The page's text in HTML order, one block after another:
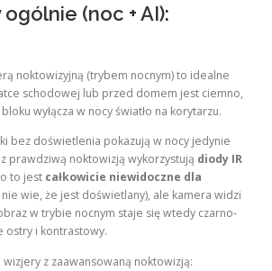
(noc + AI):
noktowizyjną (trybem nocnym) to idealne
schodowej lub przed domem jest ciemno,
wyłącza w nocy światło na korytarzu.
bez doświetlenia pokazują w nocy jedynie
prawdziwą noktowizją wykorzystują diody IR
to jest całkowicie niewidoczne dla
nie wie, że jest doświetlany), ale kamera widzi
w trybie nocnym staje się wtedy czarno-
ostry i kontrastowy.
z zaawansowaną noktowizją: